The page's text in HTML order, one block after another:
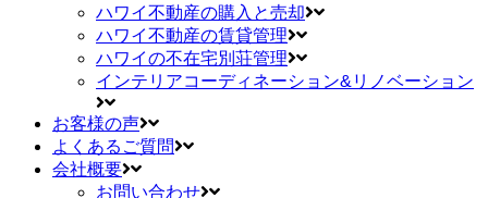
ハワイ不動産の購入と売却
ハワイ不動産の賃貸管理
ハワイの不在宅別荘管理
インテリアコーディネーション&リノベーション
お客様の声
よくあるご質問
会社概要
お問い合わせ